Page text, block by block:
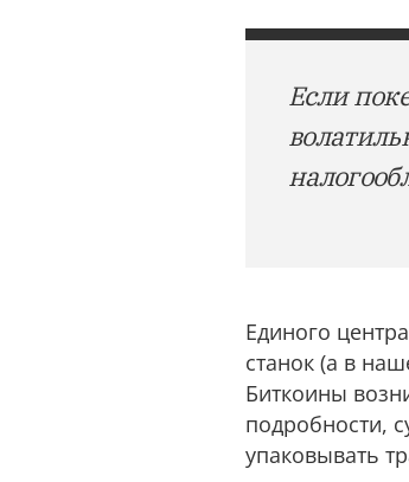
Если
Единого
станок (а в
Биткоины
подробности,
упаковывать